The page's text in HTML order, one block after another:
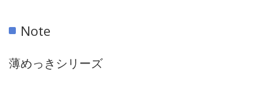
Note
薄めっきシリーズ